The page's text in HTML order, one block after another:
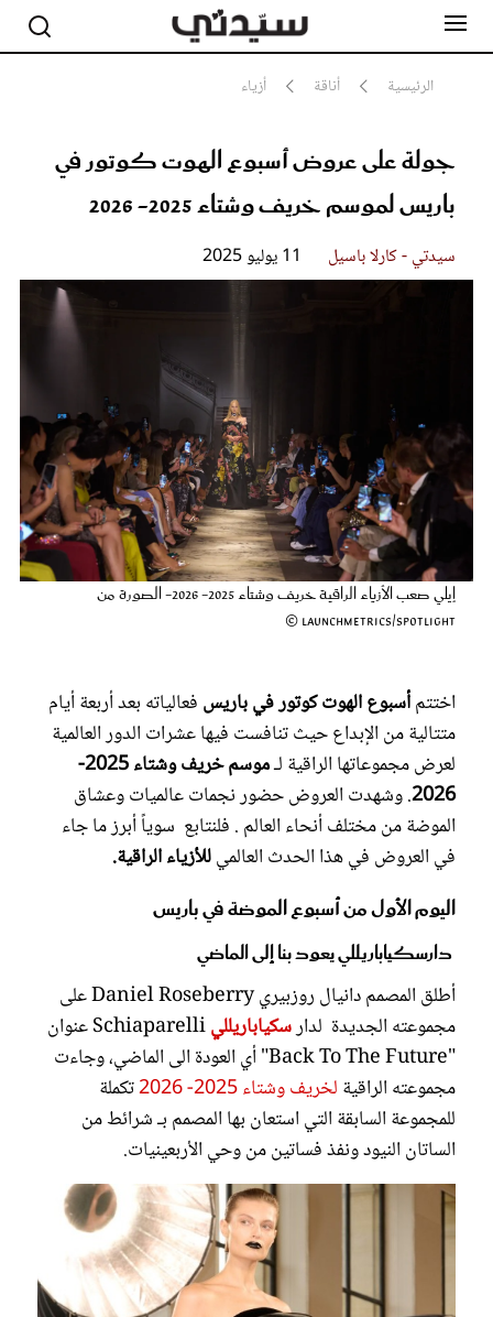
الرئيسية أناقة أزياء
جولة على عروض أسبوع الهوت كوتور في
باريس لموسم خريف وشتاء 2025- 2026
سيدتي - كارلا باسيل 11 يوليو 2025
إيلي صعب الأزياء الراقية خريف وشتاء 2025- 2026- الصورة من
Launchmetrics/Spotlight ©
اختتمأسبوع الهوت كوتور في باريس فعالياته بعد أربعة أيام
متتالية من الإبداع حيث تنافست فيها عشرات الدور العالمية
لعرض مجموعاتها الراقية لـ
موسم خريف وشتاء 2025-
2026. وشهدت العروض حضور نجمات عالميات وعشاق
الموضة من مختلف أنحاء العالم . فلنتابع سوياً أبرز ما جاء
في العروض في هذا الحدث العالميللأزياء الراقية.
اليوم الأول من أسبوع الموضة في باريس
دارسكياباريللي يعود بنا إلى الماضي
أطلق المصمم دانيال روزبيري Daniel Roseberry على
مجموعته الجديدة لدارسكياباريللي
Schiaparelli عنوان
"Back To The Future" أي العودة الى الماضي، وجاءت
مجموعته الراقية لخريف وشتاء 2025- 2026
تكملة
للمجموعة السابقة التي استعان بها المصمم بـ شرائط من
الساتان النيود ونفذ فساتين من وحي الأربعينيات.
مشاهير
أناقة
جمال
سيدتي وطفلك
لايف ستايل
مقالات الرأي
ستايل
تقارير
عروس سيدتي
مجلة سيدتي